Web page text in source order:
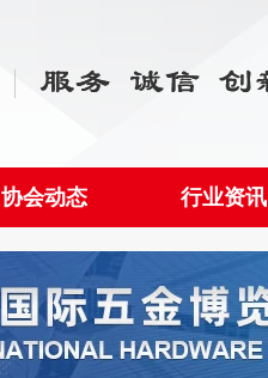
协会动态 行业资讯